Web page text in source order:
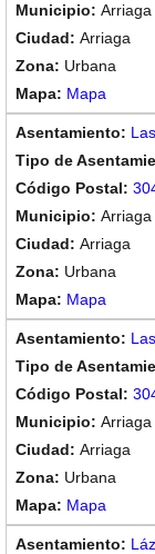
Arriaga
Arriaga
Urbana
Mapa
Arriaga
Arriaga
Urbana
Mapa
Arriaga
Arriaga
Urbana
Mapa